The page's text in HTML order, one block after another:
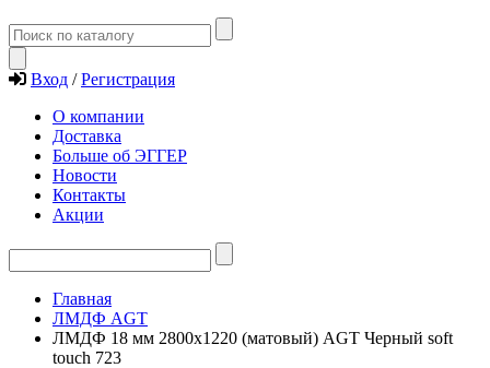
Вход / Регистрация
О компании
Доставка
Больше об ЭГГЕР
Новости
Контакты
Акции
Главная
ЛМДФ AGT
ЛМДФ 18 мм 2800х1220 (матовый) AGT Черный soft
touch 723